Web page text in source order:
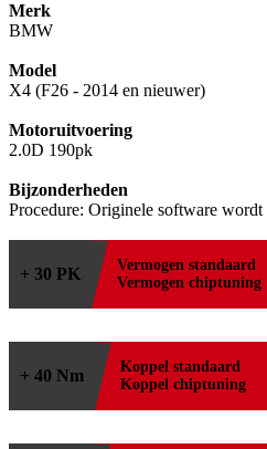
Merk
BMW
Model
X4 (F26 - 2014 en nieuwer)
Motoruitvoering
2.0D 190pk
Bijzonderheden
Procedure: Originele software wordt
+ 30 PK Vermogen standaard
Vermogen chiptuning
+ 40 Nm Koppel standaard
Koppel chiptuning